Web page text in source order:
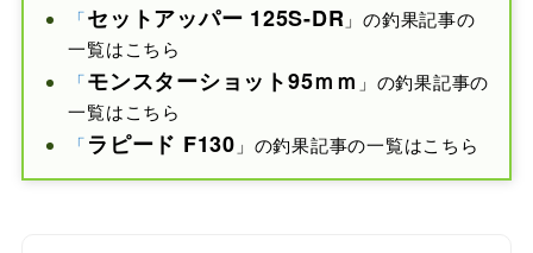
「セットアッパー 125S-DR 」の釣果記事の
一覧はこちら
「モンスターショット95ｍｍ 」の釣果記事の
一覧はこちら
「ラピード F130 」の釣果記事の一覧はこちら